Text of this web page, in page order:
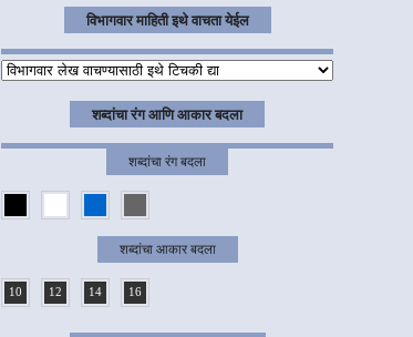
विभागवार माहिती इथे वाचता येईल
शब्दांचा रंग आणि आकार बदला
शब्दांचा रंग बदला
शब्दांचा आकार बदला
10 12 14 16